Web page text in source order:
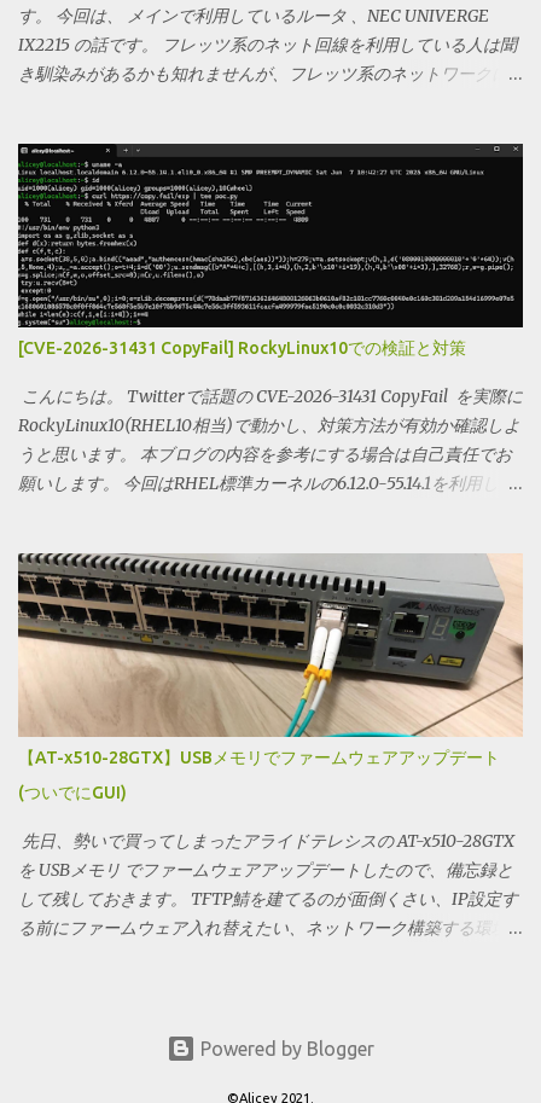
す。 今回は、 メインで利用しているルータ 、NEC UNIVERGE
IX2215 の話です。 フレッツ系のネット回線を利用している人は聞
き馴染みがあるかも知れませんが、フレッツ系のネットワークに
んが、別にIPoEという通信方式が特別速いというわけではありま
せん。PPPoE接続時に用いられる認証を行う部分が混雑するた
め、回避策として、IPoE方式がもてはやされているという認識の
方が正しいでしょう。 しかし、話題のIPoE方式ではIPv4をベー
スにした通信が行えません。ここで登場するのが、IPv4 over IPv6
です。 v6プラスとも呼ばれていますかね？( JPNEの IPv4/IPv6イ
ンターネット接続サービスの総称でした。申し訳ございません ) こ
れを行うことで、センターまでの通信をIPv6 IPoEで行い、そこか
らIPv4の通信を行うような図が出来上がります。これらに用いら
れる技術に トンネリング型の処理を行う DS-LiteやMAP-E 等があ
りますが、 どちらもある程度の処理能力がルータに求められ ま
す。家庭側の ルータの性能が低いと、この処理で通信が律速され
思います。あまり検証している人が居ないように見えたので、少
しでも参考になると幸いです。 ※IX2215は業務用ルータという区
分ですが、最新機種(民生用含む)と比較すると必ずしも速いという
訳ではありません。また、環境により差もあるかと思います。あ
くまで、以下の環境で検証した結果として掲載します。 ※DS-Lite
はNATステートフル、MAP-EはNATステートレスの為、両者を比
較した場合、今回実験したDS-Liteの方が処理が軽いと思われま
す。差が出る場合この辺に違いがあるかも？ （上記説明は、自分
の理解をそのまま文字化した為、誤っていたらごめんなさい。固
定IPサービスの場合、X-Pass等でもステートレスになると言った
話も聞...
[CVE-2026-31431 CopyFail] RockyLinux10での検証と対策
こんにちは。 Twitterで話題の CVE-2026-31431 CopyFail を実際に
RockyLinux10(RHEL10相当)で動かし、対策方法が有効か確認しよ
うと思います。 本ブログの内容を参考にする場合は自己責任でお
願いします。 今回はRHEL標準カーネルの6.12.0-55.14.1を利用しま
ように短いプログラムであっさりrootが取れてしまいました。 次
に、 copy.fail に書かれた MITIGATION 相当のことを行ってみま
す。 こちらもあっさり突破できました。これはRHELのKernelが
CONFIG_CRYPT_USER_API_AEAD=YでBuildされている為、無効化出
来ないという罠によるものです。 次にinitcall_blacklistを利用して
みます。 こちらは問題なく対策出来たようです。 再起動が必須に
なってしまいますが、短期的な対策はこちらで行うのが良さそう
に思えます。 以上簡易的な検証でした。 追記 redhatにも同様の
mitigationが掲載されました。また、修正版のKernelも出来てきて
いるようなので、yum updateで対応可能になりそうです。 CVE-
2026-31431 ばいち
【AT-x510-28GTX】USBメモリでファームウェアアップデート
(ついでにGUI)
先日、勢いで買ってしまったアライドテレシスの AT-x510-28GTX
を USBメモリ でファームウェアアップデートしたので、備忘録と
して残しておきます。 TFTP鯖を建てるのが面倒くさい、IP設定す
る前にファームウェア入れ替えたい、ネットワーク構築する環境
で行っています。 本体フラッシュメモリの空き容量確保 awplus#
Powered by Blogger
©Alicey 2021.